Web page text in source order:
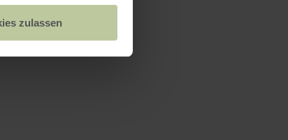
zulassen